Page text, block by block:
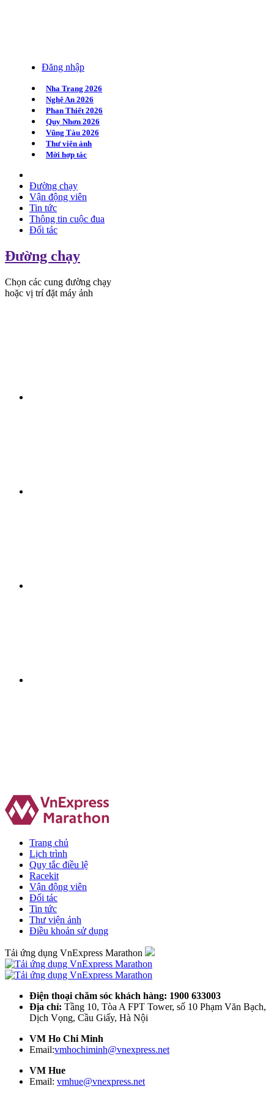
Đăng nhập
Nha Trang 2026
Nghệ An 2026
Phan Thiết 2026
Quy Nhơn 2026
Vũng Tàu 2026
Thư viện ảnh
Mời hợp tác
Đường chạy
Vận động viên
Tin tức
Thông tin cuộc đua
Đối tác
Đường chạy
Chọn các cung đường chạy
hoặc vị trí đặt máy ảnh
Trang chủ
Lịch trình
Quy tắc điều lệ
Racekit
Vận động viên
Đối tác
Tin tức
Thư viện ảnh
Điều khoản sử dụng
Tải ứng dụng VnExpress Marathon
Điện thoại chăm sóc khách hàng: 1900 633003
Địa chỉ: Tầng 10, Tòa A FPT Tower, số 10 Phạm Văn Bạch,
Dịch Vọng, Cầu Giấy, Hà Nội
VM Ho Chi Minh
Email:vmhochiminh@vnexpress.net
VM Hue
Email: vmhue@vnexpress.net